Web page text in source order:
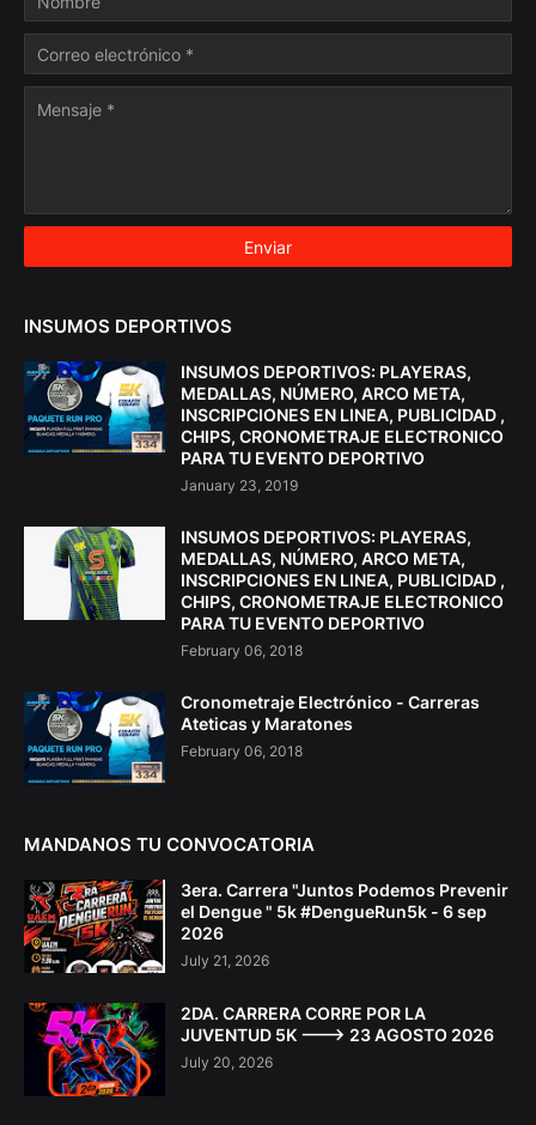
INSUMOS DEPORTIVOS
INSUMOS DEPORTIVOS: PLAYERAS,
MEDALLAS, NÚMERO, ARCO META,
INSCRIPCIONES EN LINEA, PUBLICIDAD ,
CHIPS, CRONOMETRAJE ELECTRONICO
PARA TU EVENTO DEPORTIVO
January 23, 2019
INSUMOS DEPORTIVOS: PLAYERAS,
MEDALLAS, NÚMERO, ARCO META,
INSCRIPCIONES EN LINEA, PUBLICIDAD ,
CHIPS, CRONOMETRAJE ELECTRONICO
PARA TU EVENTO DEPORTIVO
February 06, 2018
Cronometraje Electrónico - Carreras
Ateticas y Maratones
February 06, 2018
MANDANOS TU CONVOCATORIA
3era. Carrera "Juntos Podemos Prevenir
el Dengue " 5k #DengueRun5k - 6 sep
2026
July 21, 2026
2DA. CARRERA CORRE POR LA
JUVENTUD 5K ---> 23 AGOSTO 2026
July 20, 2026